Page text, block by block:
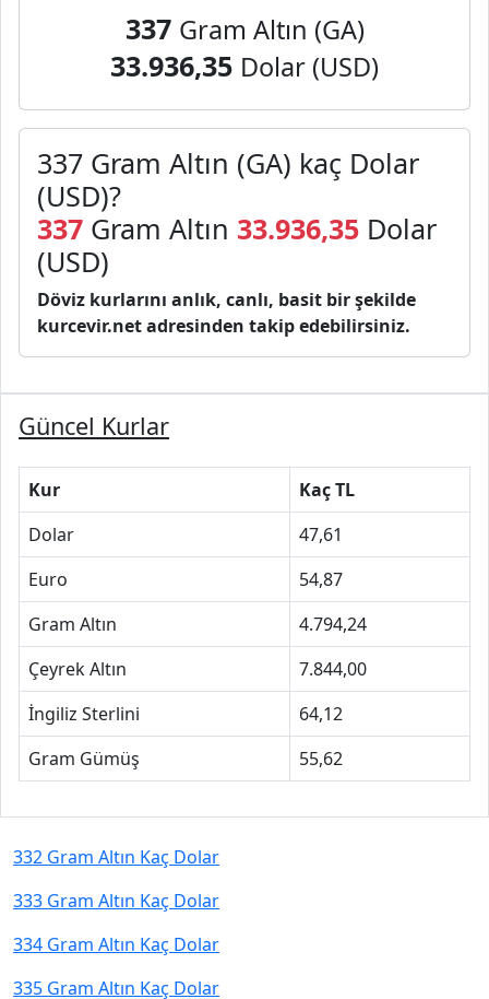
337 Gram Altın (GA)
33.936,35 Dolar (USD)
337 Gram Altın (GA) kaç Dolar
(USD)?
337 Gram Altın 33.936,35 Dolar
(USD)
Döviz kurlarını anlık, canlı, basit bir şekilde
kurcevir.net adresinden takip edebilirsiniz.
Güncel Kurlar
Kur
Kaç TL
Dolar
47,61
Euro
54,87
Gram Altın
4.794,24
Çeyrek Altın
7.844,00
İngiliz Sterlini
64,12
Gram Gümüş
55,62
332 Gram Altın Kaç Dolar
333 Gram Altın Kaç Dolar
334 Gram Altın Kaç Dolar
335 Gram Altın Kaç Dolar